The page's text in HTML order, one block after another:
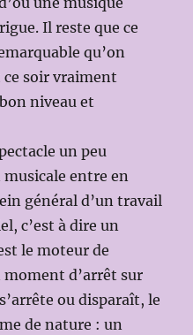
Il reste que ce
qu’on
soir vraiment
niveau et
un peu
entre en
général d’un travail
c’est à dire un
le moteur de
moment d’arrêt sur
ou disparaît, le
de nature : un